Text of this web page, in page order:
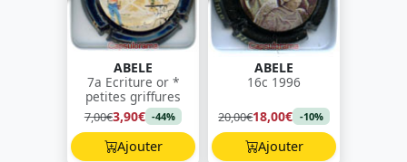
ABELE
7a Ecriture or *
petites griffures
7,00€3,90€ -44%
Ajouter
ABELE
16c 1996
20,00€18,00€ -10%
Ajouter